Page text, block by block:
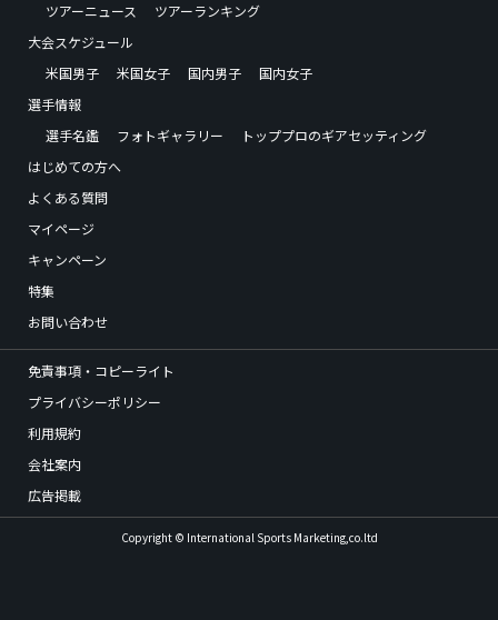
ツアーニュース
ツアーランキング
大会スケジュール
米国男子
米国女子 国内男子
国内女子
選手情報
選手名鑑
フォトギャラリー
トッププロのギアセッティング
はじめての方へ
よくある質問
マイページ
キャンペーン
特集
お問い合わせ
免責事項・コピーライト
プライバシーポリシー
利用規約
会社案内
広告掲載
Copyright © International Sports Marketing,co.ltd